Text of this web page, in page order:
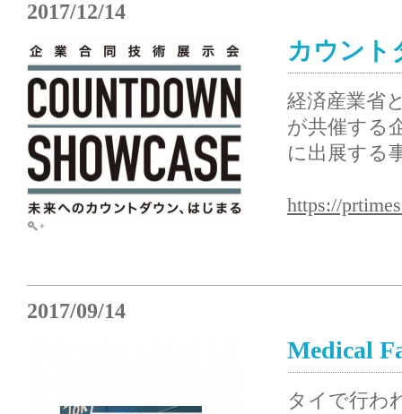
2017/12/14
カウント
経済産業省
が共催する
に出展する
https://
2017/09/14
Medical
タイで行わ